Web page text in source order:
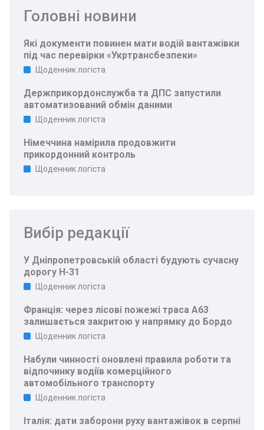
Головні новини
Які документи повинен мати водій вантажівки
під час перевірки «Укртрансбезпеки»
Щоденник логіста
Держприкордонслужба та ДПС запустили
автоматизований обмін даними
Щоденник логіста
Німеччина намірила продовжити
прикордонний контроль
Щоденник логіста
Вибір редакції
У Дніпропетровській області будують сучасну
дорогу Н-31
Щоденник логіста
Франція: через лісові пожежі траса A63
залишається закритою у напрямку до Бордо
Щоденник логіста
Набули чинності оновлені правила роботи та
відпочинку водіїв комерційного
автомобільного транспорту
Щоденник логіста
Італія: дати заборони руху вантажівок в серпні